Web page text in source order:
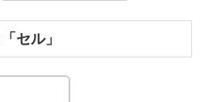
セル」